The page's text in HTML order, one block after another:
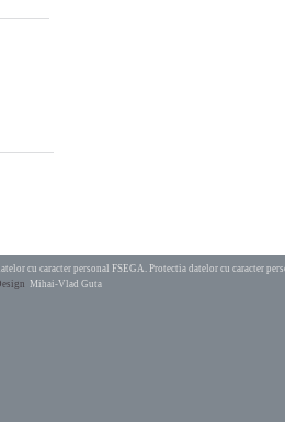
cu caracter personal FSEGA. Protectia datelor cu caracter
Mihai-Vlad Guta